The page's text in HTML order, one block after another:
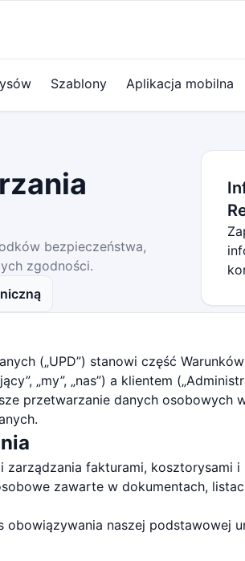
Szablony Aplikacja mobilna
bezpieczeństwa,
zgodności.
(„UPD”) stanowi część
„my”, „nas”) a klientem
przetwarzanie danych osobowych
zarządzania fakturami, kosztorysami
zawarte w dokumentach,
obowiązywania naszej podstawowej